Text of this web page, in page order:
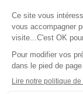
L'application
Les cookies